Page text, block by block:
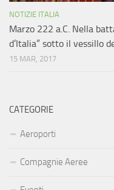
NOTIZIE ITALIA
Marzo 222 a.C. Nella
d’Italia” sotto il vessillo
15 MAR, 2017
CATEGORIE
Aeroporti
Compagnie Aeree